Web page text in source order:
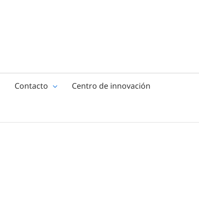
Contacto Centro de innovación